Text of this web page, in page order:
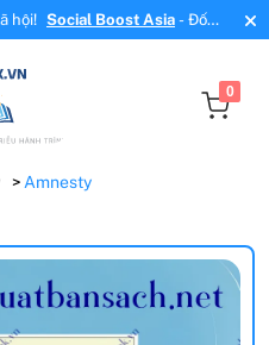
hội! Social Boost Asia- Đối
tương tác, tăng follow uy tín!
0
Amnesty